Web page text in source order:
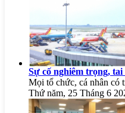
Sự cố nghiêm trọng,
Mọi tổ chức, cá nhân có
Thứ năm, 25 Tháng 6